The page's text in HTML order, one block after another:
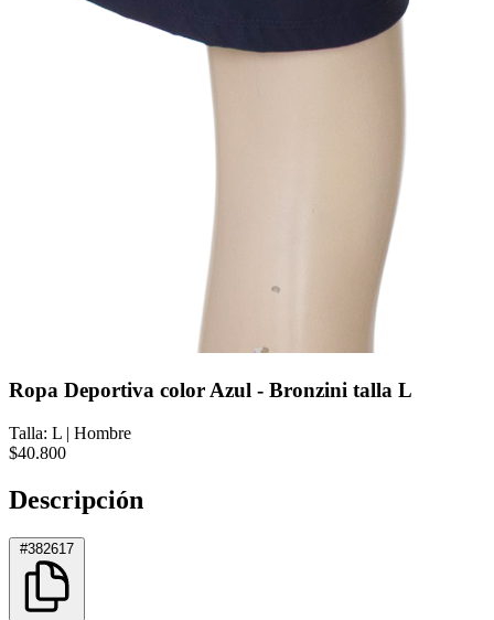
Ropa Deportiva color Azul - Bronzini talla L
Talla: L | Hombre
$40.800
Descripción
#382617